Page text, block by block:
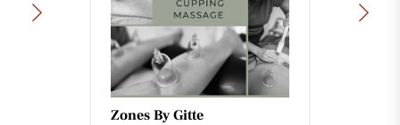
Zones By Gitte